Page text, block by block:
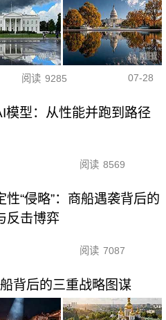
阅读 9285 07-28
模型：从性能并跑到路径
阅读 8569
性“侵略”：商船遇袭背后的
反击博弈
阅读 7087
背后的三重战略图谋